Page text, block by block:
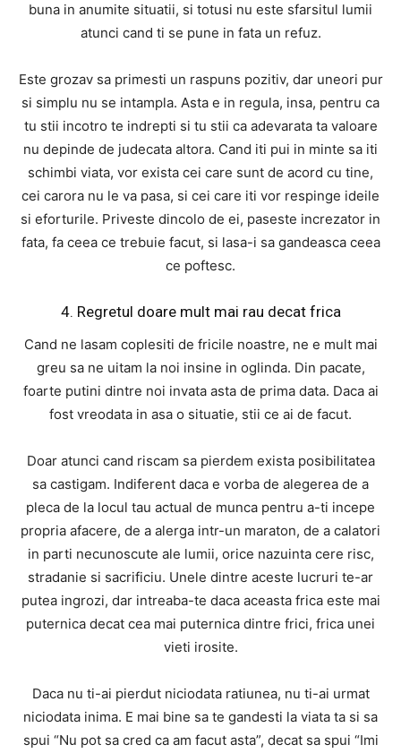
buna in anumite situatii, si totusi nu este sfarsitul lumii
atunci cand ti se pune in fata un refuz.
Este grozav sa primesti un raspuns pozitiv, dar uneori pur
si simplu nu se intampla. Asta e in regula, insa, pentru ca
tu stii incotro te indrepti si tu stii ca adevarata ta valoare
nu depinde de judecata altora. Cand iti pui in minte sa iti
schimbi viata, vor exista cei care sunt de acord cu tine,
cei carora nu le va pasa, si cei care iti vor respinge ideile
si eforturile. Priveste dincolo de ei, paseste increzator in
fata, fa ceea ce trebuie facut, si lasa-i sa gandeasca ceea
ce poftesc.
4. Regretul doare mult mai rau decat frica
Cand ne lasam coplesiti de fricile noastre, ne e mult mai
greu sa ne uitam la noi insine in oglinda. Din pacate,
foarte putini dintre noi invata asta de prima data. Daca ai
fost vreodata in asa o situatie, stii ce ai de facut.
Doar atunci cand riscam sa pierdem exista posibilitatea
sa castigam. Indiferent daca e vorba de alegerea de a
pleca de la locul tau actual de munca pentru a-ti incepe
propria afacere, de a alerga intr-un maraton, de a calatori
in parti necunoscute ale lumii, orice nazuinta cere risc,
stradanie si sacrificiu. Unele dintre aceste lucruri te-ar
putea ingrozi, dar intreaba-te daca aceasta frica este mai
puternica decat cea mai puternica dintre frici, frica unei
vieti irosite.
Daca nu ti-ai pierdut niciodata ratiunea, nu ti-ai urmat
niciodata inima. E mai bine sa te gandesti la viata ta si sa
spui “Nu pot sa cred ca am facut asta”, decat sa spui “Imi